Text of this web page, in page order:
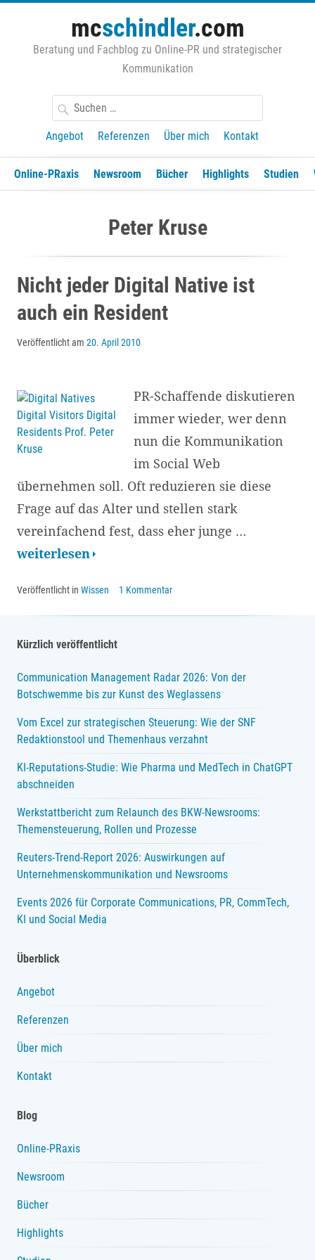
springen
mcschindler.com
Beratung und Fachblog zu Online-PR und strategischer
Kommunikation
Suchen
nach:
Angebot
Referenzen Über mich Kontakt
Online-PRaxis Newsroom Bücher Highlights Studien
Peter Kruse
Nicht jeder Digital Native ist
auch ein Resident
Veröffentlicht am 20. April 2010
PR-Schaffende diskutieren
immer wieder, wer denn
nun die Kommunikation
im Social Web
übernehmen soll. Oft reduzieren sie diese
Frage auf das Alter und stellen stark
vereinfachend fest, dass eher junge …
Nicht
Digital
Native
ist
ein
weiterlesen
Veröffentlicht in Wissen 1 Kommentar
Kürzlich veröffentlicht
Communication Management Radar 2026: Von der
Botschwemme bis zur Kunst des Weglassens
Vom Excel zur strategischen Steuerung: Wie der SNF
Redaktionstool und Themenhaus verzahnt
KI-Reputations-Studie: Wie Pharma und MedTech in ChatGPT
abschneiden
Werkstattbericht zum Relaunch des BKW-Newsrooms:
Themensteuerung, Rollen und Prozesse
Reuters-Trend-Report 2026: Auswirkungen auf
Unternehmenskommunikation und Newsrooms
Events 2026 für Corporate Communications, PR, CommTech,
KI und Social Media
Überblick
Angebot
Referenzen
Über mich
Kontakt
Blog
Online-PRaxis
Newsroom
Bücher
Highlights